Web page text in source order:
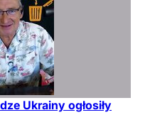
Ukrainy ogłosiły